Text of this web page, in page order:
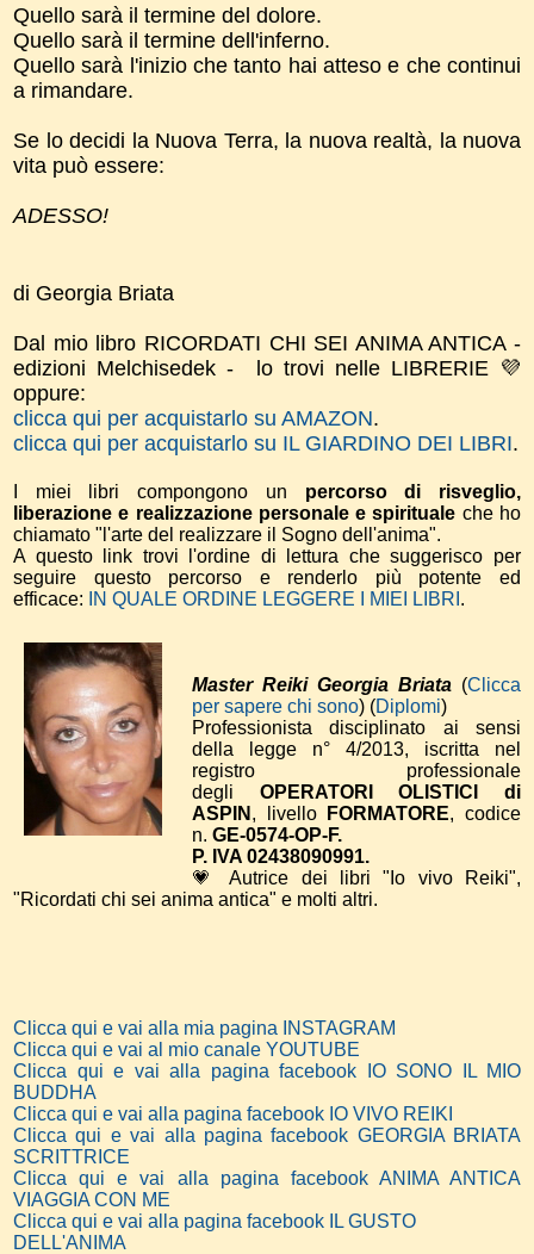
Quello sarà il termine del dolore.
Quello sarà il termine dell'inferno.
Quello sarà l'inizio che tanto hai atteso e che continui
a rimandare.
Se lo decidi la Nuova Terra, la nuova realtà, la nuova
vita può essere:
ADESSO!
di Georgia Briata
Dal mio libro RICORDATI CHI SEI ANIMA ANTICA -
edizioni Melchisedek - lo trovi nelle LIBRERIE 💜
oppure:
clicca qui per acquistarlo su AMAZON.
clicca qui per acquistarlo su IL GIARDINO DEI LIBRI.
I miei libri compongono un percorso di risveglio,
liberazione e realizzazione personale e spirituale che ho
chiamato "l'arte del realizzare il Sogno dell'anima".
A questo link trovi l'ordine di lettura che suggerisco per
seguire questo percorso e renderlo più potente ed
efficace:
IN QUALE ORDINE LEGGERE I MIEI LIBRI .
Master Reiki Georgia Briata(Clicca
per sapere chi sono) (Diplomi)
Professionista disciplinato ai sensi
della legge n° 4/2013, iscritta nel
registro professionale
degli OPERATORI OLISTICI di
ASPIN , livello FORMATORE, codice
n. GE-0574-OP-F.
P. IVA 02438090991.
💗 Autrice dei libri "Io vivo Reiki",
"Ricordati chi sei anima antica" e molti altri.
Clicca qui e vai alla mia pagina INSTAGRAM
Clicca qui e vai al mio canale YOUTUBE
Clicca qui e vai alla pagina facebook IO SONO IL MIO
BUDDHA
Clicca qui e vai alla pagina facebook IO VIVO REIKI
Clicca qui e vai alla pagina facebook GEORGIA BRIATA
SCRITTRICE
Clicca qui e vai alla pagina facebook ANIMA ANTICA
VIAGGIA CON ME
Clicca qui e vai alla pagina facebook IL GUSTO
DELL'ANIMA